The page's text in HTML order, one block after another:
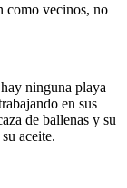
como vecinos, no
ninguna playa
en sus
de ballenas y su
aceite.